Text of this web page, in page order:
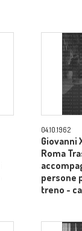
04.10.1962
Giovanni
Roma
persone
treno -